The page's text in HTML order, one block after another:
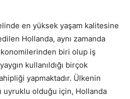
en yüksek yaşam kalitesine
Hollanda, aynı zamanda
biri olup iş
kullanıldığı birçok
yapmaktadır. Ülkenin
uyruklu olduğu için, Hollanda